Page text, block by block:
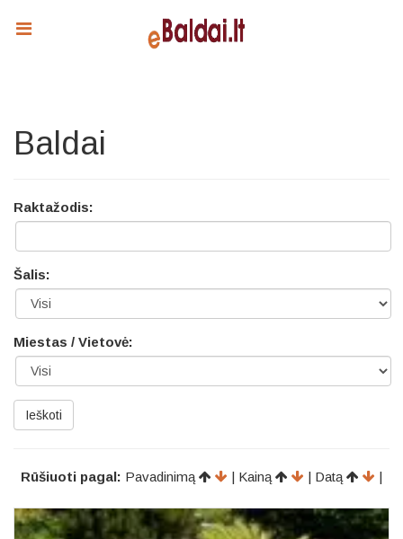
Baldai
Raktažodis:
Šalis:
Miestas / Vietovė:
Ieškoti
Rūšiuoti pagal: Pavadinimą | Kainą | Datą |